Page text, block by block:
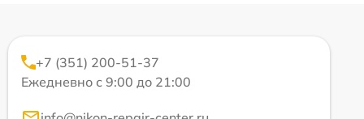
+7 (351) 200-51-37
Ежедневно с 9:00 до 21:00